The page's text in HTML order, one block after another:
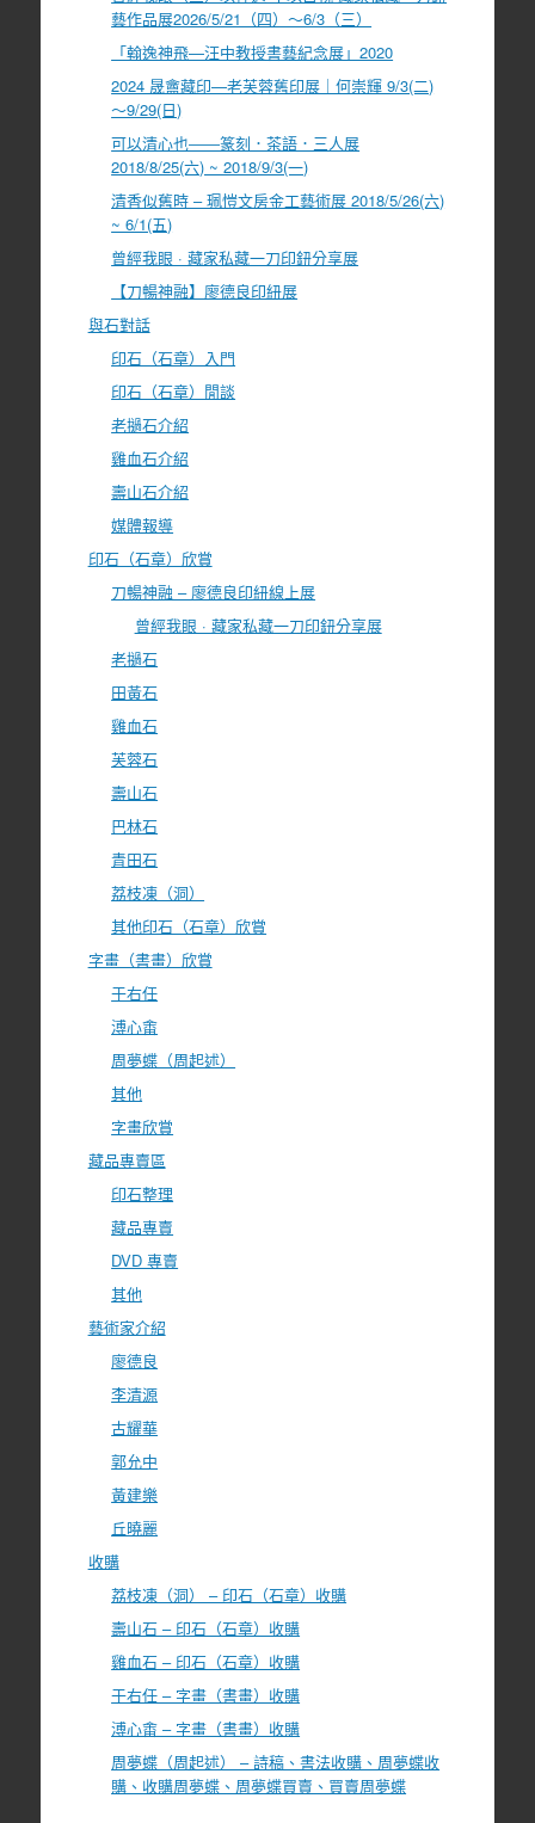
藝作品展2026/5/21（四）～6/3（三）
「翰逸神飛—汪中教授書藝紀念展」2020
2024 晟盦藏印—老芙蓉舊印展｜何崇輝 9/3(二)
～9/29(日)
可以清心也――篆刻．茶語．三人展
2018/8/25(六) ~ 2018/9/3(一)
清香似舊時 – 珮愷文房金工藝術展 2018/5/26(六)
~ 6/1(五)
曾經我眼 · 藏家私藏一刀印鈕分享展
【刀暢神融】廖德良印紐展
與石對話
印石（石章）入門
印石（石章）閒談
老撾石介紹
雞血石介紹
壽山石介紹
媒體報導
印石（石章）欣賞
刀暢神融 – 廖德良印紐線上展
曾經我眼 · 藏家私藏一刀印鈕分享展
老撾石
田黃石
雞血石
芙蓉石
壽山石
巴林石
青田石
荔枝凍（洞）
其他印石（石章）欣賞
字畫（書畫）欣賞
于右任
溥心畬
周夢蝶（周起述）
其他
字畫欣賞
藏品專賣區
印石整理
藏品專賣
DVD 專賣
其他
藝術家介紹
廖德良
李清源
古耀華
郭允中
黃建樂
丘曉麗
收購
荔枝凍（洞） – 印石（石章）收購
壽山石 – 印石（石章）收購
雞血石 – 印石（石章）收購
于右任 – 字畫（書畫）收購
溥心畬 – 字畫（書畫）收購
周夢蝶（周起述） – 詩稿、書法收購、周夢蝶收
購、收購周夢蝶、周夢蝶買賣、買賣周夢蝶